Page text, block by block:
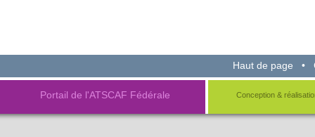
Haut de page •
Portail de l'ATSCAF Fédérale Conception &